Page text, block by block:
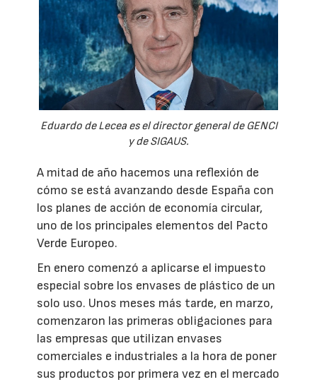
Eduardo de Lecea es el director general de GENCI
y de SIGAUS.
A mitad de año hacemos una reflexión de
cómo se está avanzando desde España con
los planes de acción de economía circular,
uno de los principales elementos del Pacto
Verde Europeo.
En enero comenzó a aplicarse el impuesto
especial sobre los envases de plástico de un
solo uso. Unos meses más tarde, en marzo,
comenzaron las primeras obligaciones para
las empresas que utilizan envases
comerciales e industriales a la hora de poner
sus productos por primera vez en el mercado